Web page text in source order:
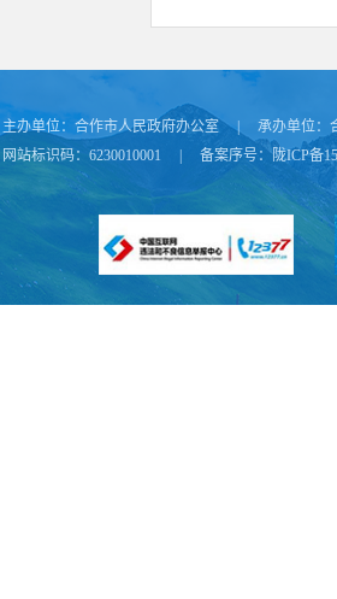
《要点》
（一）
动，突出标
力，全面提
全面提升，
会高质量发
（二）
推进行政审
主办单位： 合作市人民政府办公室 承办单位：
网站标识码：6230010001
备案序号：陇ICP备